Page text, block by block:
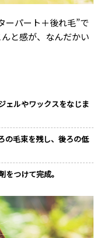
ーパート＋後れ毛”で
と感が、なんだかい
ェルやワックスをなじま
の毛束を残し、後ろの低
つけて完成。